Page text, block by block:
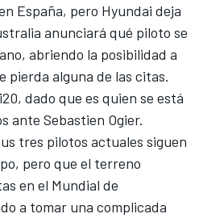
España, pero Hyundai deja
anunciará qué piloto se
abriendo la posibilidad a
pierda alguna de las citas.
dado que es quien se está
ante Sebastien Ogier.
tres pilotos actuales siguen
pero que el terreno
en el Mundial de
a tomar una complicada